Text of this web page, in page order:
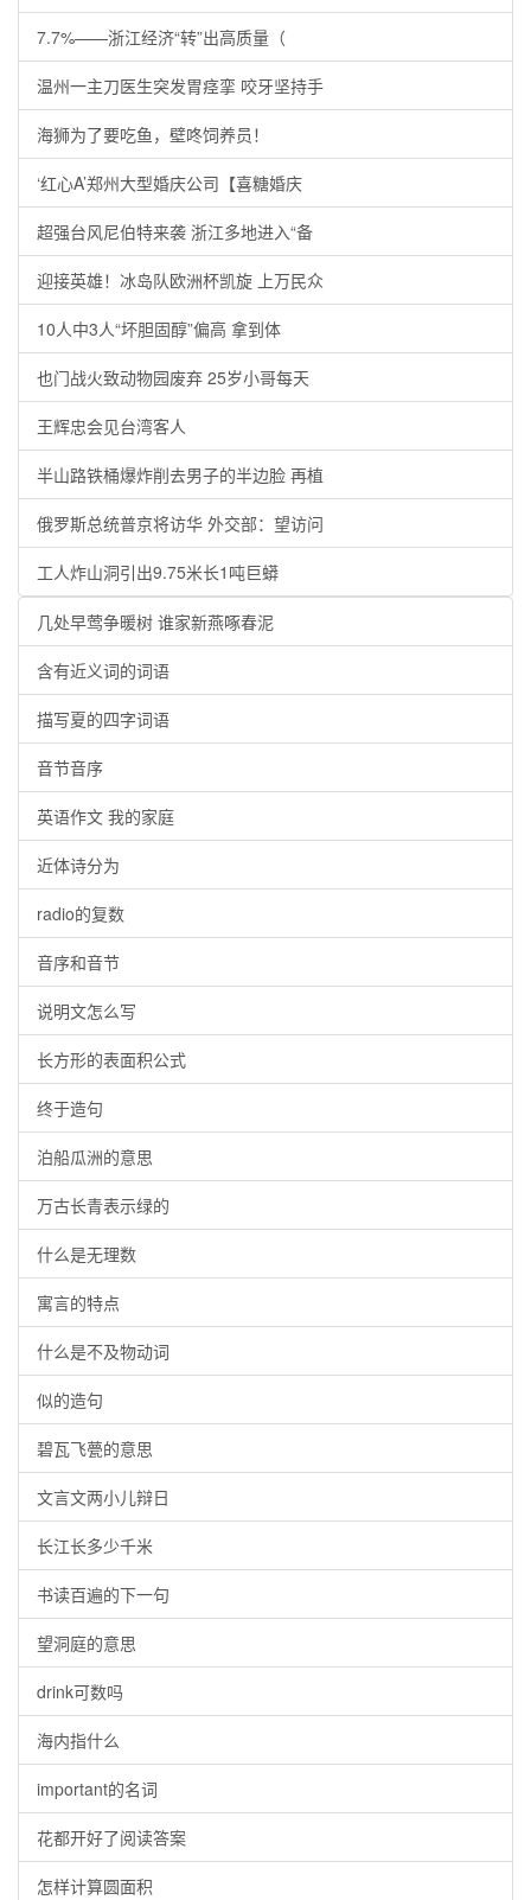
7.7%——浙江经济“转”出高质量（
温州一主刀医生突发胃痉挛 咬牙坚持手
海狮为了要吃鱼，壁咚饲养员！
‘红心A’郑州大型婚庆公司【喜糖婚庆
超强台风尼伯特来袭 浙江多地进入“备
迎接英雄！冰岛队欧洲杯凯旋 上万民众
10人中3人“坏胆固醇”偏高 拿到体
也门战火致动物园废弃 25岁小哥每天
王辉忠会见台湾客人
半山路铁桶爆炸削去男子的半边脸 再植
俄罗斯总统普京将访华 外交部：望访问
工人炸山洞引出9.75米长1吨巨蟒
几处早莺争暖树 谁家新燕啄春泥
含有近义词的词语
描写夏的四字词语
音节音序
英语作文 我的家庭
近体诗分为
radio的复数
音序和音节
说明文怎么写
长方形的表面积公式
终于造句
泊船瓜洲的意思
万古长青表示绿的
什么是无理数
寓言的特点
什么是不及物动词
似的造句
碧瓦飞甍的意思
文言文两小儿辩日
长江长多少千米
书读百遍的下一句
望洞庭的意思
drink可数吗
海内指什么
important的名词
花都开好了阅读答案
怎样计算圆面积